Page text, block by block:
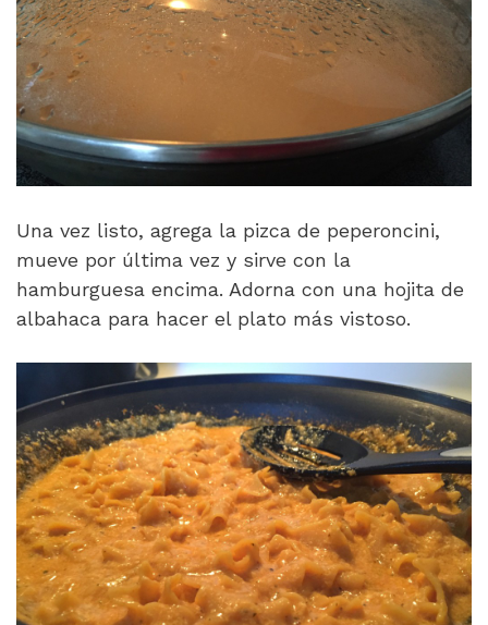
Una vez listo, agrega la pizca de peperoncini,
mueve por última vez y sirve con la
hamburguesa encima. Adorna con una hojita de
albahaca para hacer el plato más vistoso.